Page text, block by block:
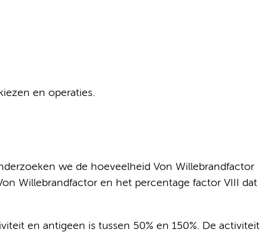
en operaties.
we de hoeveelheid Von Willebrandfactor
Willebrandfactor en het percentage factor VIII dat
en antigeen is tussen 50% en 150%. De activiteit